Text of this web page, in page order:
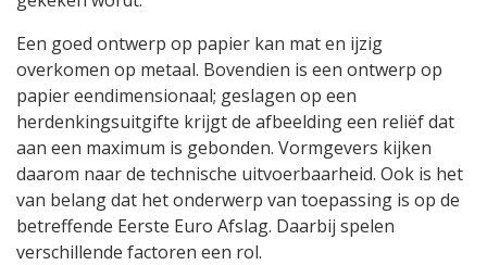
Een goed ontwerp op papier kan mat en ijzig
overkomen op metaal. Bovendien is een ontwerp op
papier eendimensionaal; geslagen op een
herdenkingsuitgifte krijgt de afbeelding een reliëf dat
aan een maximum is gebonden. Vormgevers kijken
daarom naar de technische uitvoerbaarheid. Ook is het
van belang dat het onderwerp van toepassing is op de
betreffende Eerste Euro Afslag. Daarbij spelen
verschillende factoren een rol.